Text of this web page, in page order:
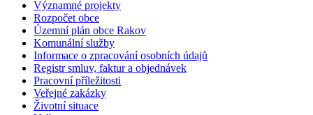
Významné projekty
Rozpočet obce
Územní plán obce Rakov
Komunální služby
Informace o zpracování osobních údajů
Registr smluv, faktur a objednávek
Pracovní příležitosti
Veřejné zakázky
Životní situace